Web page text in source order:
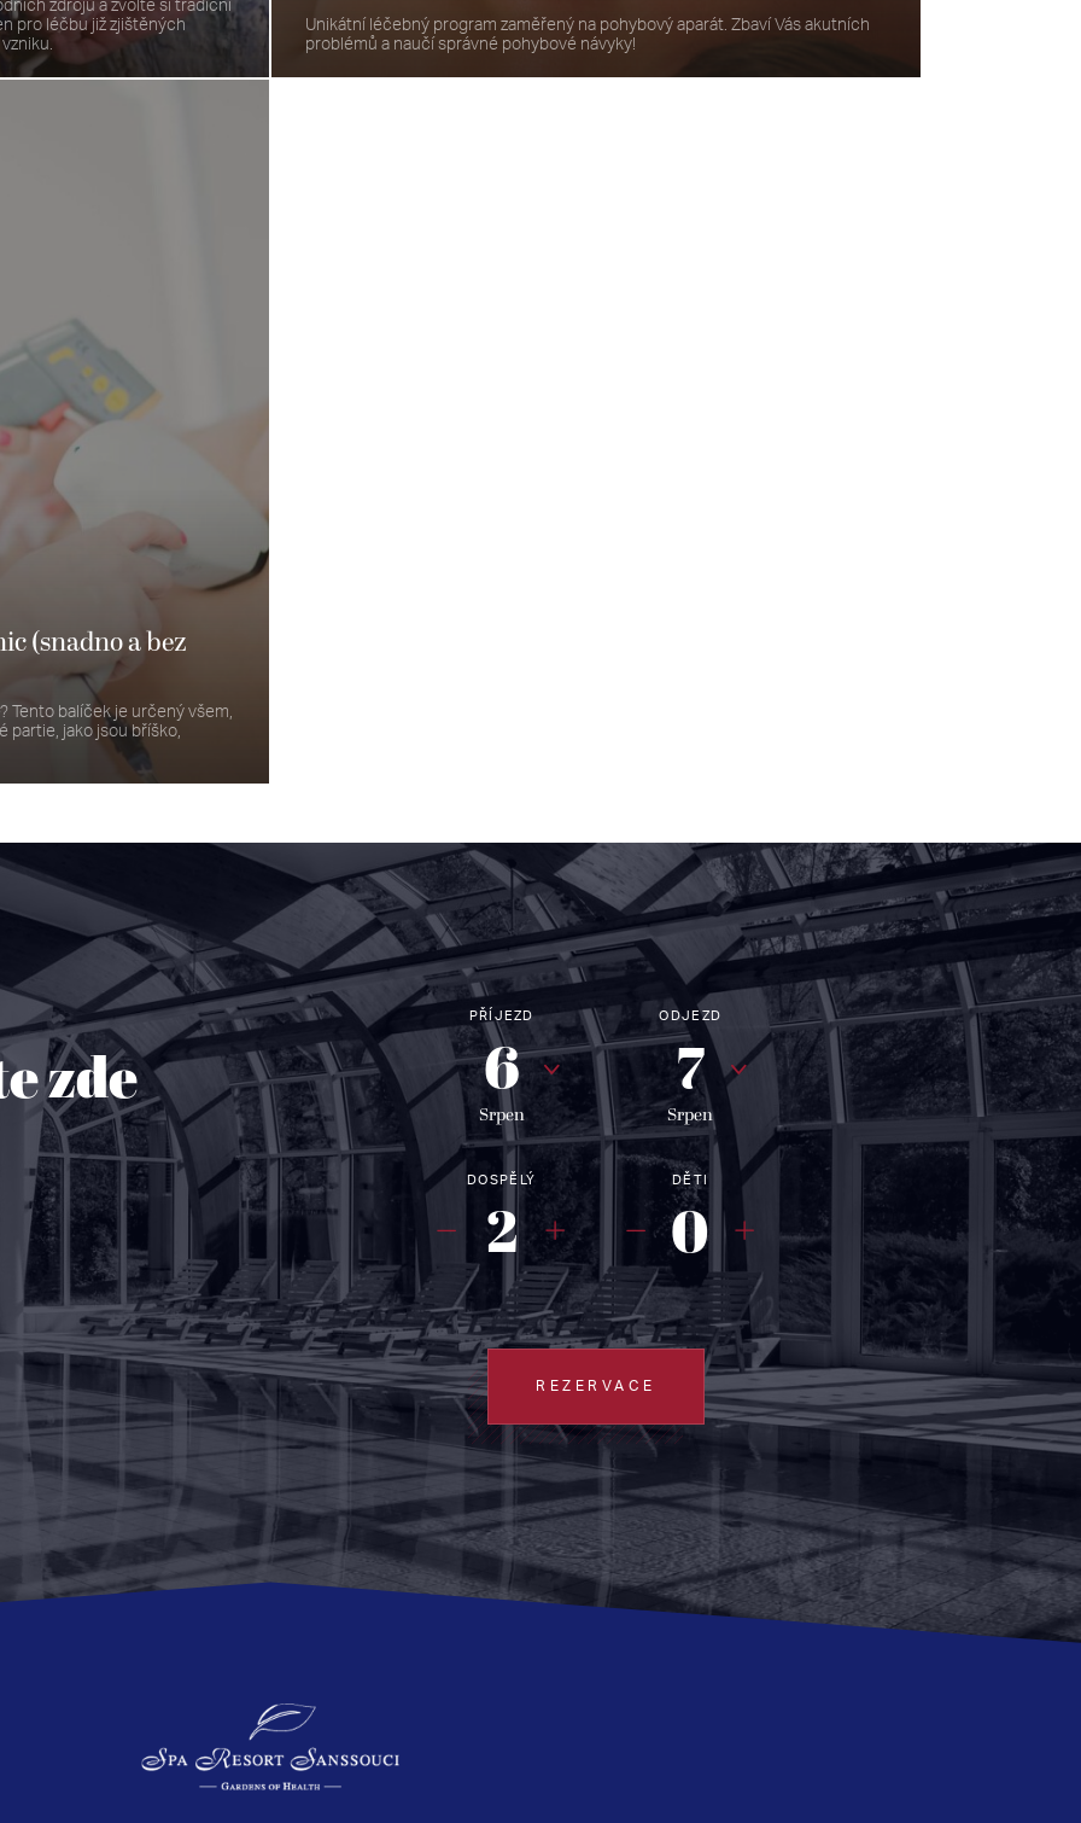
Unikátní léčebný program zaměřený na pohybový aparát. Zbaví Vás akutních
problémů a naučí správné pohybové návyky!
pro léčbu již zjištěných
(snadno a bez
Tento balíček je určený všem,
jako jsou bříško,
zde
PŘÍJEZD
6
Srpen
ODJEZD
7
Srpen
DOSPĚLÝ
2
DĚTI
0
REZERVACE